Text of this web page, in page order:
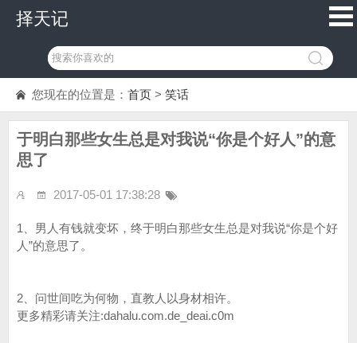
择天记
您现在的位置是： 首页 > 笑话
于明白那些女生总是对我说“你是个好人”的意
思了
2017-05-01 17:38:28
1、男人有钱就变坏，终于明白那些女生总是对我说“你是个好
人”的意思了。
2、问世间吃为何物，直教人以身材相许。
更多精彩请关注:dahalu.com.de_deai.c0m